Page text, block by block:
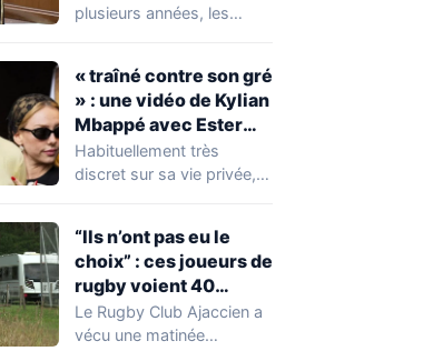
mauvaise surprise à
plusieurs années, les
concernant le seuil…
« traîné contre son gré
» : une vidéo de Kylian
Mbappé avec Ester
Expósito en Italie agite
la toile
Habituellement très
discret sur sa vie privée,
“Ils n’ont pas eu le
choix” : ces joueurs de
rugby voient 40
caravanes de gens du
voyage s’installer
Le Rugby Club Ajaccien a
vécu une matinée